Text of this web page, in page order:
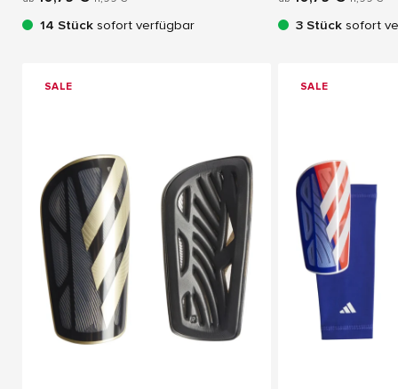
14 Stück sofort verfügbar 3 Stück sofort
SALE SALE